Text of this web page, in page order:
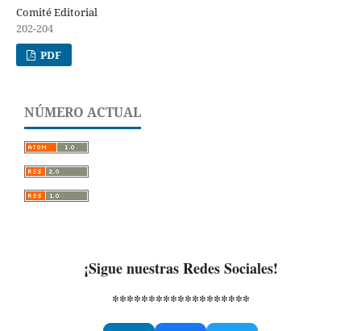
Comité Editorial
202-204
PDF
NÚMERO ACTUAL
¡Sigue nuestras Redes Sociales!
*******************